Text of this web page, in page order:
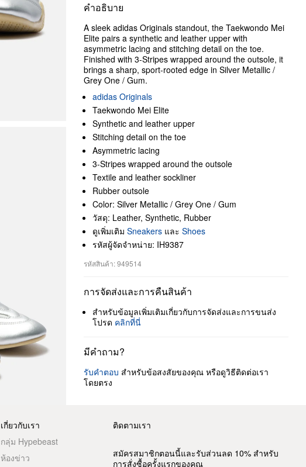
คำอธิบาย
A sleek adidas Originals standout, the Taekwondo Mei
Elite pairs a synthetic and leather upper with
asymmetric lacing and stitching detail on the toe.
Finished with 3-Stripes wrapped around the outsole, it
brings a sharp, sport-rooted edge in Silver Metallic /
Grey One / Gum.
adidas Originals
Taekwondo Mei Elite
Synthetic and leather upper
Stitching detail on the toe
Asymmetric lacing
3-Stripes wrapped around the outsole
Textile and leather sockliner
Rubber outsole
Color: Silver Metallic / Grey One / Gum
วัสดุ: Leather, Synthetic, Rubber
ดูเพิ่มเติม Sneakers และ Shoes
รหัสผู้จัดจำหน่าย: IH9387
รหัสสินค้า: 949514
การจัดส่งและการคืนสินค้า
สำหรับข้อมูลเพิ่มเติมเกี่ยวกับการจัดส่งและการขนส่ง
โปรด คลิกที่นี่
มีคำถาม?
รับคำตอบ สำหรับข้อสงสัยของคุณ หรือดูวิธีติดต่อเรา
โดยตรง
เกี่ยวกับเรา
กลุ่ม Hypebeast
ห้องข่าว
ติดตามเรา
สมัครสมาชิกตอนนี้และรับส่วนลด 10% สำหรับ
การสั่งซื้อครั้งแรกของคุณ